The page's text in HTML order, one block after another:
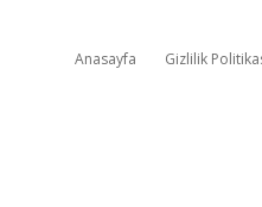
Anasayfa Gizlilik